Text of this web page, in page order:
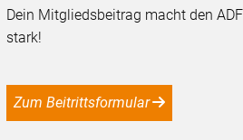
Dein Mitgliedsbeitrag macht den
stark!
Zum Beitrittsformular